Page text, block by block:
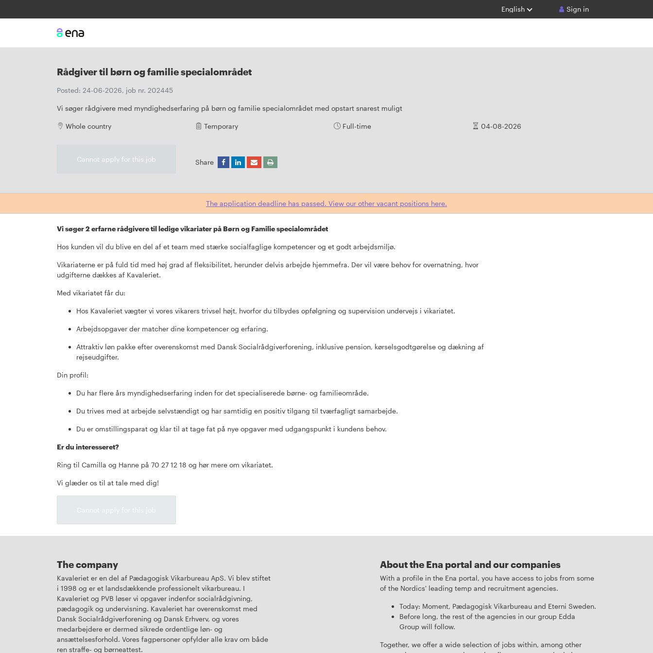
English Sign in
Rådgiver til børn og familie specialområdet
Posted: 24-06-2026, job nr. 202445
Vi søger rådgivere med myndighedserfaring på børn og familie specialområdet med opstart snarest muligt
Whole country Temporary Full-time 04-08-2026
Cannot apply for this job Share
The application deadline has passed. View our other vacant positions here.
Vi søger 2 erfarne rådgivere til ledige vikariater på Børn og Familie specialområdet
Hos kunden vil du blive en del af et team med stærke socialfaglige kompetencer og et godt arbejdsmiljø.
Vikariaterne er på fuld tid med høj grad af fleksibilitet, herunder delvis arbejde hjemmefra. Der vil være behov for overnatning, hvor
udgifterne dækkes af Kavaleriet.
Med vikariatet får du:
Hos Kavaleriet vægter vi vores vikarers trivsel højt, hvorfor du tilbydes opfølgning og supervision undervejs i vikariatet.
Arbejdsopgaver der matcher dine kompetencer og erfaring.
Attraktiv løn pakke efter overenskomst med Dansk Socialrådgiverforening, inklusive pension, kørselsgodtgørelse og dækning af
rejseudgifter.
Din profil:
Du har flere års myndighedserfaring inden for det specialiserede børne- og familieområde.
Du trives med at arbejde selvstændigt og har samtidig en positiv tilgang til tværfagligt samarbejde.
Du er omstillingsparat og klar til at tage fat på nye opgaver med udgangspunkt i kundens behov.
Er du interesseret?
Ring til Camilla og Hanne på 70 27 12 18 og hør mere om vikariatet.
Vi glæder os til at tale med dig!
Cannot apply for this job
The company
Kavaleriet er en del af Pædagogisk Vikarbureau ApS. Vi blev stiftet
i 1998 og er et landsdækkende professionelt vikarbureau. I
Kavaleriet og PVB løser vi opgaver indenfor socialrådgivning,
pædagogik og undervisning. Kavaleriet har overenskomst med
Dansk Socialrådgiverforening og Dansk Erhverv, og vores
medarbejdere er dermed sikrede ordentlige løn- og
ansættelsesforhold. Vores fagpersoner opfylder alle krav om både
ren straffe- og børneattest.
About the Ena portal and our companies
With a profile in the Ena portal, you have access to jobs from some
of the Nordics' leading temp and recruitment agencies.
Today: Moment, Pædagogisk Vikarbureau and Eterni Sweden.
Before long, the rest of the agencies in our group Edda
Group will follow.
Together, we offer a wide selection of jobs within, among other